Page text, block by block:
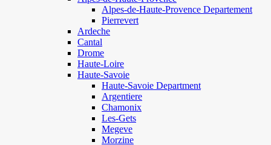
Alpes-de-Haute-Provence Departement
Pierrevert
Ardeche
Cantal
Drome
Haute-Loire
Haute-Savoie
Haute-Savoie Department
Argentiere
Chamonix
Les-Gets
Megeve
Morzine